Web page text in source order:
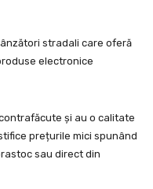
stradali care oferă
electronice
și au o calitate
prețurile mici spunând
sau direct din